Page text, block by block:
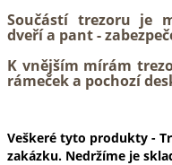
Součástí trezoru je
dveří a pant -
K vnějším mírám
rámeček a pochozí
Veškeré tyto produkty -
zakázku. Nedržíme je